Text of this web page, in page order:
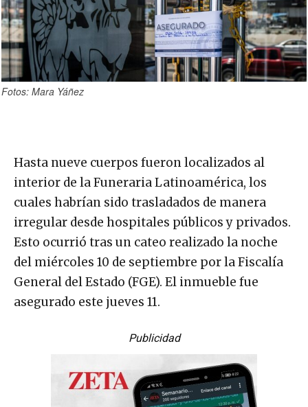
Fotos: Mara Yáñez
Hasta nueve cuerpos fueron localizados al
interior de la Funeraria Latinoamérica, los
cuales habrían sido trasladados de manera
irregular desde hospitales públicos y privados.
Esto ocurrió tras un cateo realizado la noche
del miércoles 10 de septiembre por la Fiscalía
General del Estado (FGE). El inmueble fue
asegurado este jueves 11.
Publicidad